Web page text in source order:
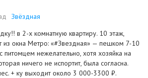
Звёздная
в 2-х комнатную квартиру. 10 этаж,
из окна Метро: «#Звездная» — пешком 7-10
питомцем нежелательно, хотя хозяйка на
ничего не испортит, была согласна.
+ ку выходит около 3 000-3300 ₽.